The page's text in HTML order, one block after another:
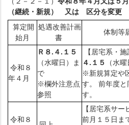
（継続・新規） 又は 区分を変更
算定開
始月
処遇改善計画
書
体制等
令和８
年４月
Ｒ８.４.１５
（水曜日）ま
で
※欄外注意点
参照
【居宅系・
４.１５
（水
※新規算定や
す。 前年度
す。
令和８
【居宅系サ
前月１５日ま